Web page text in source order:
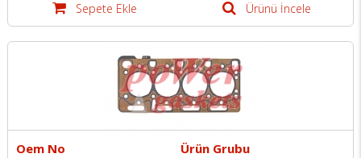
Sepete Ekle Ürünü İncele
Oem No Ürün Grubu